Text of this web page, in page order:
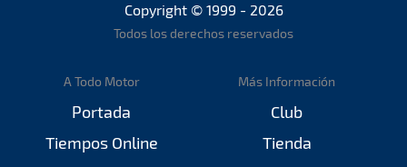
Copyright © 1999 - 2026
Todos los derechos reservados
A Todo Motor
Portada
Tiempos Online
Más Información
Club
Tienda